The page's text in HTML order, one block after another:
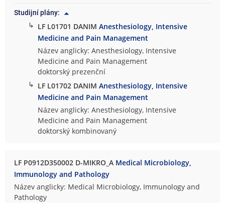
Studijní plány:
↳ LF L01701 DANIMAnesthesiology, Intensive
Medicine and Pain Management
Název anglicky: Anesthesiology, Intensive
Medicine and Pain Management
doktorský prezenční
↳ LF L01702 DANIMAnesthesiology, Intensive
Medicine and Pain Management
Název anglicky: Anesthesiology, Intensive
Medicine and Pain Management
doktorský kombinovaný
LF P0912D350002 D-MIKRO_A Medical Microbiology,
Immunology and Pathology
Název anglicky: Medical Microbiology, Immunology and
Pathology